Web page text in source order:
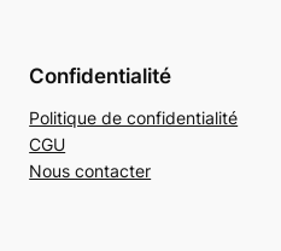
Confidentialité
Politique de confidentialité
CGU
Nous contacter